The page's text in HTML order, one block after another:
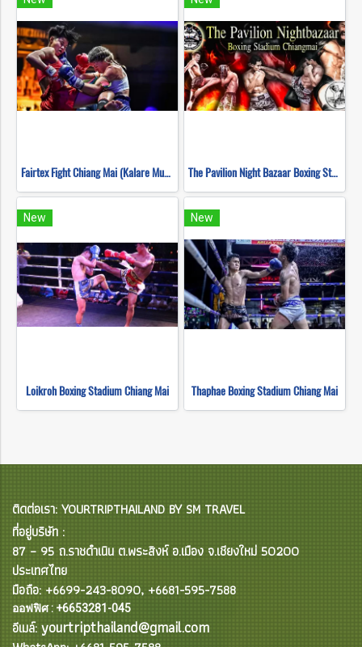
Fairtex Fight Chiang Mai (Kalare Muay Thai) The Pavilion Night Bazaar Boxing Stadium Chiang Mai
New
Loikroh Boxing Stadium Chiang Mai
New
Thaphae Boxing Stadium Chiang Mai
ติดต่อเรา: YOURTRIPTHAILAND BY SM TRAVEL
ที่อยู่บริษัท :
87 – 95 ถ.ราชดำเนิน ต.พระสิงห์ อ.เมือง จ.เชียงใหม่ 50200
ประเทศไทย
มือถือ: +6699-243-8090, +6681-595-7588
ออฟฟิศ : +6653281-045
อีเมล์: yourtripthailand@gmail.com